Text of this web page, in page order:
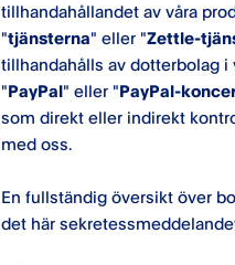
tillhandahållandet av våra
"tjänsterna" eller "Zettle-
tillhandahålls av dotterbolag i
"PayPal" eller "PayPal-
som direkt eller indirekt
med oss.
En fullständig översikt över
det här